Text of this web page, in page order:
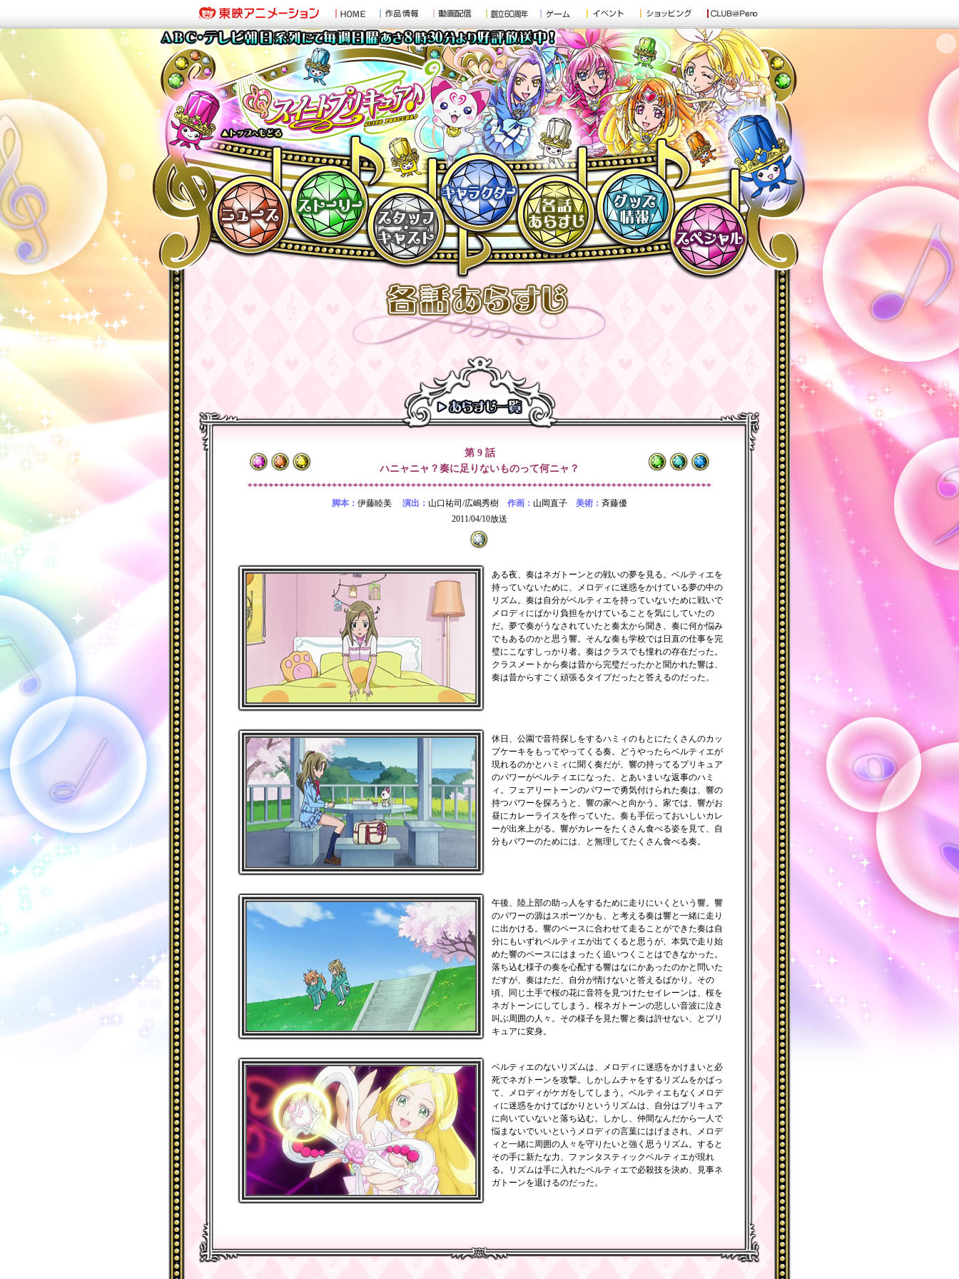
第 9 話
ハニャニャ？奏に足りないものって何ニャ？
脚本： 伊藤睦美 演出： 山口祐司/広嶋秀樹 作画： 山岡直子 美術： 斉藤優
2011/04/10放送
ある夜、奏はネガトーンとの戦いの夢を見る。ベルティエを
持っていないために、メロディに迷惑をかけている夢の中の
リズム。奏は自分がベルティエを持っていないために戦いで
メロディにばかり負担をかけていることを気にしていたの
だ。夢で奏がうなされていたと奏太から聞き、奏に何か悩み
でもあるのかと思う響。そんな奏も学校では日直の仕事を完
璧にこなすしっかり者。奏はクラスでも憧れの存在だった。
クラスメートから奏は昔から完璧だったかと聞かれた響は、
奏は昔からすごく頑張るタイプだったと答えるのだった。
休日、公園で音符探しをするハミィのもとにたくさんのカッ
プケーキをもってやってくる奏。どうやったらベルティエが
現れるのかとハミィに聞く奏だが、響の持ってるプリキュア
のパワーがベルティエになった、とあいまいな返事のハミ
ィ。フェアリートーンのパワーで勇気付けられた奏は、響の
持つパワーを探ろうと、響の家へと向かう。家では、響がお
昼にカレーライスを作っていた。奏も手伝っておいしいカレ
ーが出来上がる。響がカレーをたくさん食べる姿を見て、自
分もパワーのためには、と無理してたくさん食べる奏。
午後、陸上部の助っ人をするために走りにいくという響。響
のパワーの源はスポーツかも、と考える奏は響と一緒に走り
に出かける。響のペースに合わせて走ることができた奏は自
分にもいずれベルティエが出てくると思うが、本気で走り始
めた響のペースにはまったく追いつくことはできなかった。
落ち込む様子の奏を心配する響はなにかあったのかと問いた
だすが、奏はただ、自分が情けないと答えるばかり。その
頃、同じ土手で桜の花に音符を見つけたセイレーンは、桜を
ネガトーンにしてしまう。桜ネガトーンの悲しい音波に泣き
叫ぶ周囲の人々。その様子を見た響と奏は許せない、とプリ
キュアに変身。
ベルティエのないリズムは、メロディに迷惑をかけまいと必
死でネガトーンを攻撃。しかしムチャをするリズムをかばっ
て、メロディがケガをしてしまう。ベルティエもなくメロデ
ィに迷惑をかけてばかりというリズムは、自分はプリキュア
に向いていないと落ち込む。しかし、仲間なんだから一人で
悩まないでいいというメロディの言葉にはげまされ、メロデ
ィと一緒に周囲の人々を守りたいと強く思うリズム。すると
その手に新たな力、ファンタスティックベルティエが現れ
る。リズムは手に入れたベルティエで必殺技を決め、見事ネ
ガトーンを退けるのだった。